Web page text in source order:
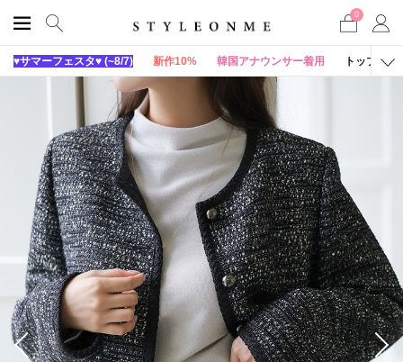
0
♥サマーフェスタ♥ (~8/7) 新作10% 韓国アナウンサー着用 トップス